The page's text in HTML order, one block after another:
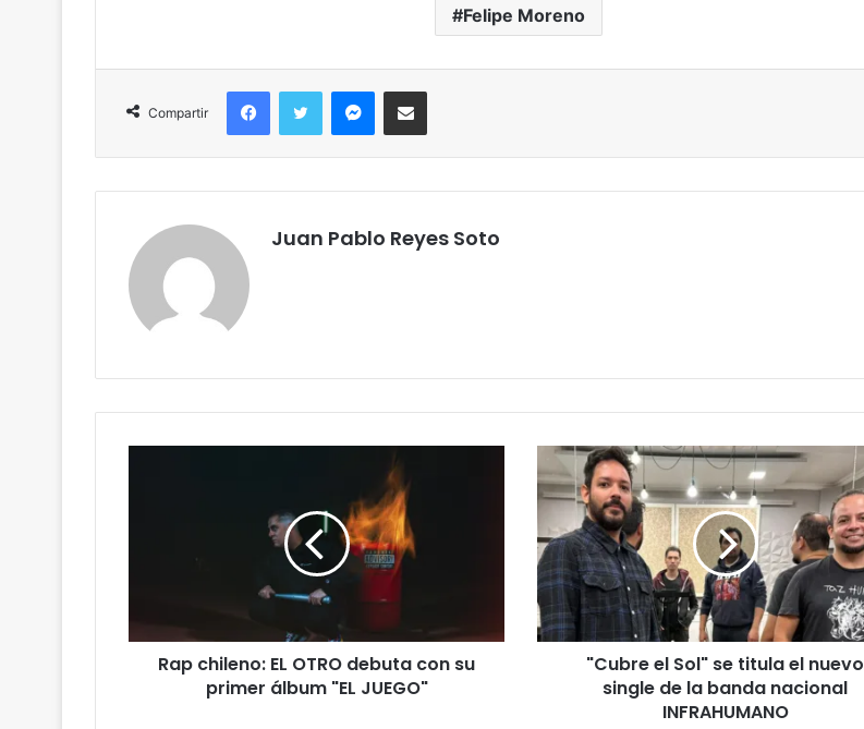
Felipe Moreno
Compartir
FacebookTwitter MessengerCompartir por correo
Juan Pablo Reyes Soto
Rap chileno: EL OTRO debuta con su
primer álbum "EL JUEGO"
"Cubre el Sol" se titula el nuevo
single de la banda nacional
INFRAHUMANO